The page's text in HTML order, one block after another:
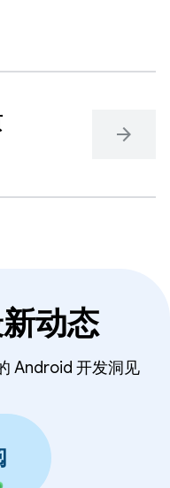
arrow_forward
动态
Android 开发洞见